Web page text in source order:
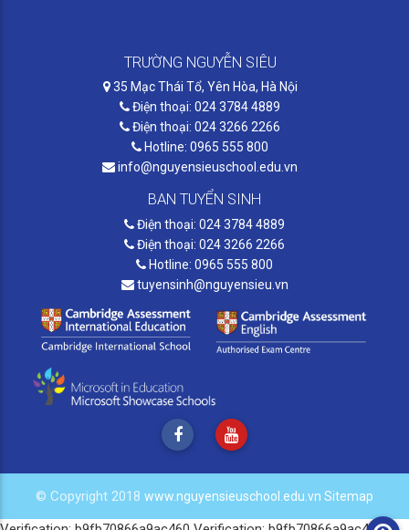
TRƯỜNG NGUYỄN SIÊU
35 Mạc Thái Tổ, Yên Hòa, Hà Nội
Điện thoại: 024 3784 4889
Điện thoại: 024 3266 2266
Hotline: 0965 555 800
info@nguyensieuschool.edu.vn
BAN TUYỂN SINH
Điện thoại: 024 3784 4889
Điện thoại: 024 3266 2266
Hotline: 0965 555 800
tuyensinh@nguyensieu.vn
© Copyright 2018 www.nguyensieuschool.edu.vn Sitemap